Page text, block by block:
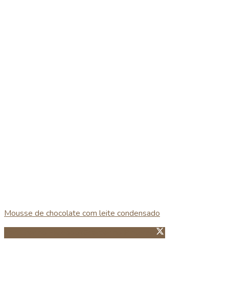
Mousse de chocolate com leite condensado
Guardar no Pinterest